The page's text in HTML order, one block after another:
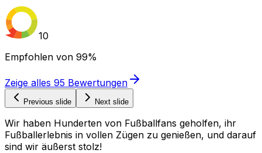
10
Empfohlen von 99%
Zeige alles 95 Bewertungen
Previous slide Next slide
Wir haben Hunderten von Fußballfans geholfen, ihr
Fußballerlebnis in vollen Zügen zu genießen, und darauf
sind wir äußerst stolz!